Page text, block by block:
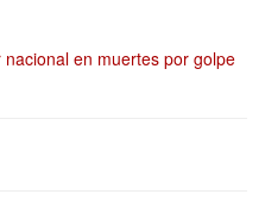
en muertes por golpe